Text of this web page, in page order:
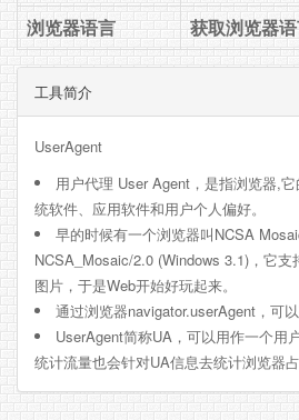
浏览器语言
获取浏览器语
工具简介
UserAgent
用户代理 User Agent，是指浏览器,
统软件、应用软件和用户个人偏好。
早的时候有一个浏览器叫NCSA
NCSA_Mosaic/2.0 (Windows 3.1)，它
图片，于是Web开始好玩起来。
通过浏览器navigator.userAgent，可
UserAgent简称UA，可以用作一个用
统计流量也会针对UA信息去统计浏览器